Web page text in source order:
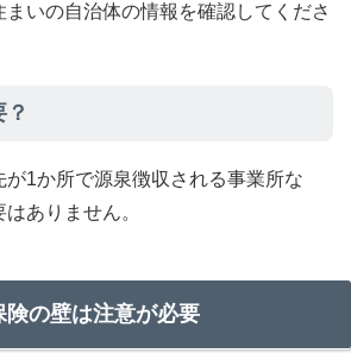
いの自治体の情報を確認してくださ
が1か所で源泉徴収される事業所な
ありません。
の壁は注意が必要